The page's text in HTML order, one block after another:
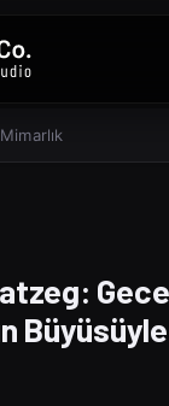
Mimarlık